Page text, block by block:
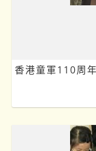
香港童軍110周